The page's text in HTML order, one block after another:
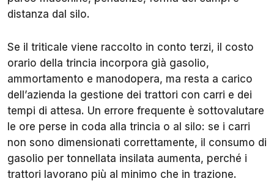
distanza dal silo.
Se il triticale viene raccolto in conto terzi, il costo
orario della trincia incorpora già gasolio,
ammortamento e manodopera, ma resta a carico
dell’azienda la gestione dei trattori con carri e dei
tempi di attesa. Un errore frequente è sottovalutare
le ore perse in coda alla trincia o al silo: se i carri
non sono dimensionati correttamente, il consumo di
gasolio per tonnellata insilata aumenta, perché i
trattori lavorano più al minimo che in trazione.